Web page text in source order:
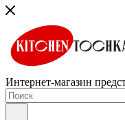
Интернет-магазин